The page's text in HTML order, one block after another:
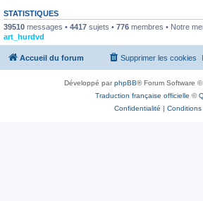
STATISTIQUES
39510 messages • 4417 sujets • 776 membres • Notre
art_hurdvd
Accueil du forum Supprimer les cookies
Développé parphpBB® Forum Software
Traduction française officielle ©
Confidentialité | Conditions